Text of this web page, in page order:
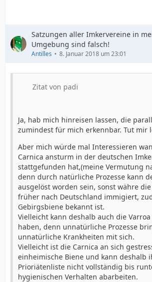
Satzungen aller Imkervereine in
Umgebung sind falsch!
Antilles 8. Januar 2018 um 23:01
Zitat von padi
Ja, hab mich hinreisen lassen, die
zumindest für mich erkennbar. Tut mir
Aber mich würde mal Interessieren
Carnica ansturm in der deutschen
stattgefunden hat,(meine Vermutung
denn durch natürliche Prozesse kann
ausgelöst worden sein, sonst währe
früher nach Deutschland immigiert,
Gebirgsbiene bekannt ist.
Vielleicht kann deshalb auch die
haben, denn unnatürliche Prozesse
unnatürliche Krankheiten mit sich.
Vielleicht ist die Carnica an sich
einheimische Biene und kann deshalb
Prioriätenliste nicht vollständig bis
hygienischen Verhalten abarbeiten.